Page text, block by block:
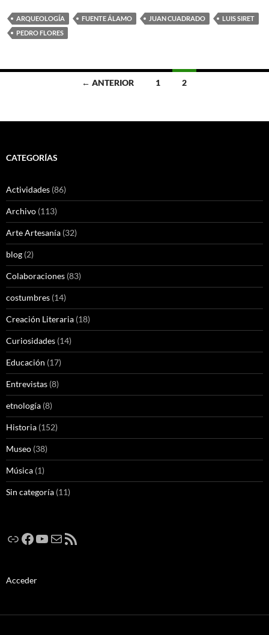
ARQUEOLOGÍA FUENTE ÁLAMO JUAN CUADRADO
LUIS SIRET
PEDRO FLORES
las
← ANTERIOR 1 2
CATEGORÍAS
Actividades (86)
Archivo (113)
Arte Artesanía (32)
blog (2)
Colaboraciones (83)
costumbres (14)
Creación Literaria (18)
Curiosidades (14)
Educación (17)
Entrevistas (8)
etnología (8)
Historia (152)
Museo (38)
Música (1)
Sin categoría (11)
Enlace
Facebook
YouTube
Correo electrónico
Feed RSS
Acceder